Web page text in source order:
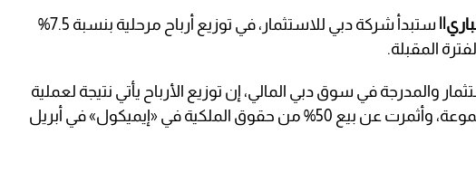
ستبدأ شركة دبي للاستثمار، في توزيع أرباح مرحلية بنسبة 7.5%
المقبلة.
والمدرجة في سوق دبي المالي، إن توزيع الأرباح يأتي نتيجة لعملية
التخارج التي أجرتها المجموعة، وأثمرت عن بيع 50% من حقوق الملكية في «إيميكول» في أبريل